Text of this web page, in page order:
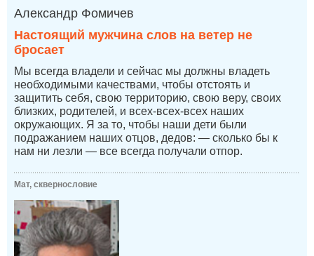
Александр Фомичев
Настоящий мужчина слов на ветер не
бросает
Мы всегда владели и сейчас мы должны владеть
необходимыми качествами, чтобы отстоять и
защитить себя, свою территорию, свою веру, своих
близких, родителей, и всех-всех-всех наших
окружающих. Я за то, чтобы наши дети были
подражанием наших отцов, дедов: — сколько бы к
нам ни лезли — все всегда получали отпор.
Мат, сквернословие